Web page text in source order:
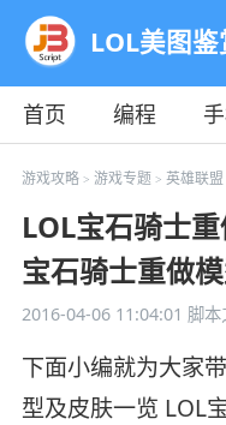
LOL美图鉴
首页 编程
教程
平面 服
游戏攻略> 游戏专题 > 英雄联盟
LOL宝石骑士
宝石骑士重做
2016-04-06 11:04:01 脚本
下面小编就为大家
型及皮肤一览 LOL